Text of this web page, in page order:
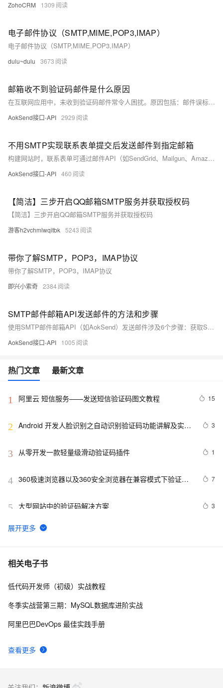
ZohoCRM 1309
电子邮件协议（SMTP,MIME,POP3,IMAP）
电子邮件协议（SMTP,MIME,POP3,IMAP）
dulu~dulu 3673
邮箱收不到验证码邮件是什么原因
在互联网应用中，未收到验证码邮件常令人困扰。原因包括：邮件误标为垃圾、邮箱设置不当、发件服务器故障、邮箱地址输入错误，及ISP拦截。解决策略有检查垃圾邮件、清理邮箱、修正设置、确认邮箱地址无误、联系服务提供商与ISP，或尝试其他邮箱服务。使用AOKSend等可靠邮件服务可提升送达率，其优势在于高送达率、实时监测与易集成性，确保验证码邮件及时准确到达，改善用户体验。
AokSend接口-API 2929
不用SMTP实现联系表单提交后发送邮件到指定邮箱
构建网站时，联系表单可通过邮件API（如SendGrid、Mailgun、Amazon SES）或第三方自动化服务（Zapier、Integromat）无需SMTP发送邮件。这些服务提供API接口和自动化工作流程，简化邮件发送。例如，使用SendGrid API在Python中发送邮件涉及注册、获取API密钥并编写发送邮件的代码。同样，Zapier可作为表单提交的触发器，自动发送邮件。此外，后端脚本（如PHPMailer）也能实现这一功能，但需编写处理SMTP的代码。选择适合的方法能优化邮件发送流程。
AokSend接口-API 460
【简洁】三步开启QQ邮箱SMTP服务并获取授权码
【简洁】三步开启QQ邮箱SMTP服务并获取授权码
游客h2vchmlwqitbk 5243
带你了解SMTP，POP3，IMAP协议
带你了解SMTP，POP3，IMAP协议
即兴小索奇 2384
SMTP邮件邮箱API发送邮件的方法和步骤
使用SMTP邮件邮箱API（如AokSend）发送邮件涉及6个步骤：获取SMTP服务器地址和端口，进行身份验证，构建邮件内容，连接到服务器，发送邮件及处理结果。例如，Gmail的SMTP服务器地址是smtp.gmail.com，端口587。此方法适用于程序化发送邮件，确保安全并支持大规模发信服务。
AokSend接口-API 1005
热门文章 最新文章
1 阿里云 短信服务——发送短信验证码图文教程 15
2 Android 开发人脸识别之自动识别验证码功能讲解及实现
3
3 从零开发一款轻量级滑动验证码插件 1
4 360极速浏览器以及360安全浏览器在兼容模式下验证码
7
5 大型网站中的验证码解决方案 3
6 不得不说这个验证码生成库，牛逼了！
7 阿里云短信群发、验证码、短信提醒费用价格表
8 vue3实现验证码校验的功能
相关电子书
查看更多
低代码开发师（初级）实战教程
冬季实战营第三期：MySQL数据库进阶实战
阿里巴巴DevOps 最佳实践手册